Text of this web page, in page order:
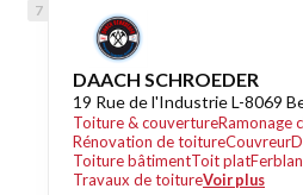
DAACH SCHROEDER
19 Rue de l'Industrie L-8069
Toiture & couvertureRamonage
Rénovation de toitureCouvreur
Toiture bâtimentToit plat
Travaux de toitureVoir plus